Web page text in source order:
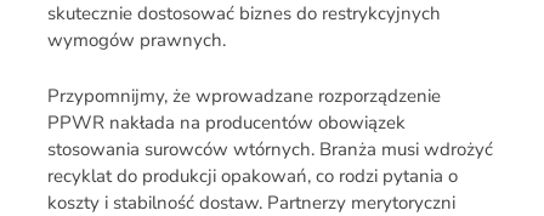
skutecznie dostosować biznes do restrykcyjnych
wymogów prawnych.
Przypomnijmy, że wprowadzane rozporządzenie
PPWR nakłada na producentów obowiązek
stosowania surowców wtórnych. Branża musi wdrożyć
recyklat do produkcji opakowań, co rodzi pytania o
koszty i stabilność dostaw. Partnerzy merytoryczni